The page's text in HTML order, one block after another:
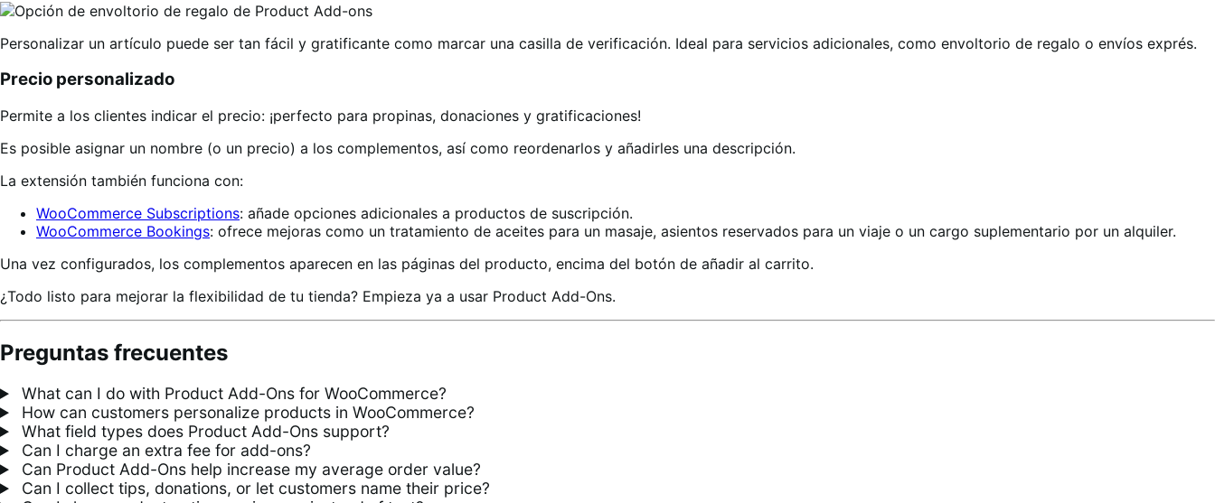
Personalizar un artículo puede ser tan fácil y gratificante como marcar una casilla de verificación. Ideal para servicios adicionales, como envoltorio de regalo o envíos exprés.
Precio personalizado
Permite a los clientes indicar el precio: ¡perfecto para propinas, donaciones y gratificaciones!
Es posible asignar un nombre (o un precio) a los complementos, así como reordenarlos y añadirles una descripción.
La extensión también funciona con:
WooCommerce Subscriptions: añade opciones adicionales a productos de suscripción.
WooCommerce Bookings: ofrece mejoras como un tratamiento de aceites para un masaje, asientos reservados para un viaje o un cargo suplementario por un alquiler.
Una vez configurados, los complementos aparecen en las páginas del producto, encima del botón de añadir al carrito.
¿Todo listo para mejorar la flexibilidad de tu tienda? Empieza ya a usar Product Add-Ons.
Preguntas frecuentes
What can I do with Product Add-Ons for WooCommerce?
How can customers personalize products in WooCommerce?
What field types does Product Add-Ons support?
Can I charge an extra fee for add-ons?
Can Product Add-Ons help increase my average order value?
Can I collect tips, donations, or let customers name their price?